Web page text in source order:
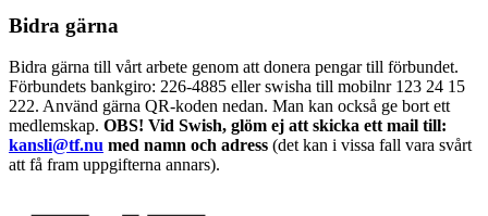
Bidra gärna
Bidra gärna till vårt arbete genom att donera pengar till förbundet.
Förbundets bankgiro: 226-4885 eller swisha till mobilnr 123 24 15
222. Använd gärna QR-koden nedan. Man kan också ge bort ett
medlemskap. OBS! Vid Swish, glöm ej att skicka ett mail till:
kansli@tf.nu med namn och adress (det kan i vissa fall vara svårt
att få fram uppgifterna annars).